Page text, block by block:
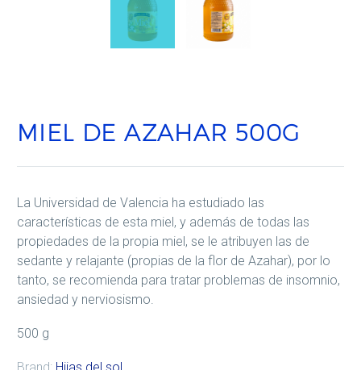
MIEL DE AZAHAR 500G
La Universidad de Valencia ha estudiado las
características de esta miel, y además de todas las
propiedades de la propia miel, se le atribuyen las de
sedante y relajante (propias de la flor de Azahar), por lo
tanto, se recomienda para tratar problemas de insomnio,
ansiedad y nerviosismo.
500 g
Brand: Hijas del sol